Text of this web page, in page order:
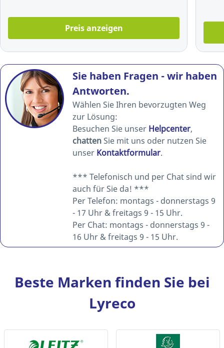
Preis anzeigen
Sie haben Fragen - wir haben
Antworten.
Wählen Sie Ihren bevorzugten Weg
zur Lösung:
Besuchen Sie unser Helpcenter,
chattenSie mit uns oder nutzen Sie
unser Kontaktformular.
*** Telefonisch und per Chat sind wir
auch für Sie da! ***
Per Telefon: montags - donnerstags 9
- 17 Uhr & freitags 9 - 15 Uhr.
Per Chat: montags - donnerstags 9 -
16 Uhr & freitags 9 - 15 Uhr.
Beste Marken finden Sie bei
Lyreco